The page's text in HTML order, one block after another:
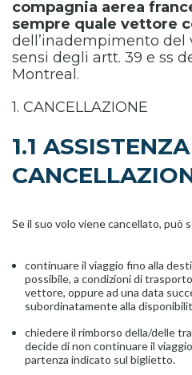
compagnia aerea
sempre quale vettore
dell’inadempimento del
sensi degli artt. 39 e ss
Montreal.
1. CANCELLAZIONE
1.1
Se il suo volo viene cancellato, può
continuare il viaggio fino alla
possibile, a condizioni di
vettore, oppure ad una data
subordinatamente alla
chiedere il rimborso della/delle
decide di non continuare il
partenza indicato sul biglietto.